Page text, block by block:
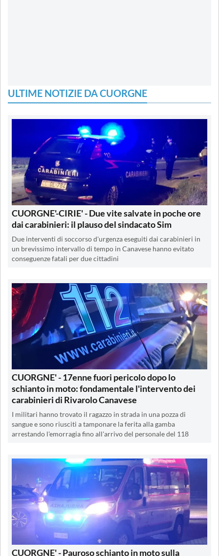
ULTIME NOTIZIE DA CUORGNE
CUORGNE'-CIRIE' - Due vite salvate in poche ore
dai carabinieri: il plauso del sindacato Sim
Due interventi di soccorso d'urgenza eseguiti dai carabinieri in
un brevissimo intervallo di tempo in Canavese hanno evitato
conseguenze fatali per due cittadini
CUORGNE' - 17enne fuori pericolo dopo lo
schianto in moto: fondamentale l'intervento dei
carabinieri di Rivarolo Canavese
I militari hanno trovato il ragazzo in strada in una pozza di
sangue e sono riusciti a tamponare la ferita alla gamba
arrestando l'emorragia fino all'arrivo del personale del 118
CUORGNE' - Pauroso schianto in moto sulla